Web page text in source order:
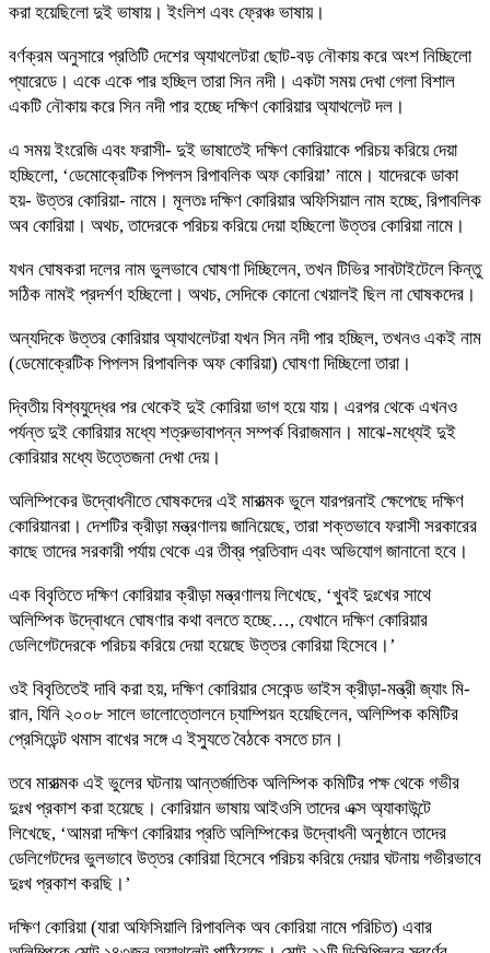
করা হয়েছিলো দুই ভাষায়। ইংলিশ এবং ফ্রেঞ্চ ভাষায়।
বর্ণক্রম অনুসারে প্রতিটি দেশের অ্যাথলেটরা ছোট-বড় নৌকায় করে অংশ নিচ্ছিলো
প্যারেডে। একে একে পার হচ্ছিল তারা সিন নদী। একটা সময় দেখা গেলা বিশাল
একটি নৌকায় করে সিন নদী পার হচ্ছে দক্ষিণ কোরিয়ার অ্যাথলেট দল।
এ সময় ইংরেজি এবং ফরাসী- দুই ভাষাতেই দক্ষিণ কোরিয়াকে পরিচয় করিয়ে দেয়া
হচ্ছিলো, ‘ডেমোক্রেটিক পিপলস রিপাবলিক অফ কোরিয়া’ নামে। যাদেরকে ডাকা
হয়- উত্তর কোরিয়া- নামে। মূলতঃ দক্ষিণ কোরিয়ার অফিসিয়াল নাম হচ্ছে, রিপাবলিক
অব কোরিয়া। অথচ, তাদেরকে পরিচয় করিয়ে দেয়া হচ্ছিলো উত্তর কোরিয়া নামে।
যখন ঘোষকরা দলের নাম ভুলভাবে ঘোষণা দিচ্ছিলেন, তখন টিভির সাবটাইটেলে কিন্তু
সঠিক নামই প্রদর্শণ হচ্ছিলো। অথচ, সেদিকে কোনো খেয়ালই ছিল না ঘোষকদের।
অন্যদিকে উত্তর কোরিয়ার অ্যাথলেটরা যখন সিন নদী পার হচ্ছিল, তখনও একই নাম
(ডেমোক্রেটিক পিপলস রিপাবলিক অফ কোরিয়া) ঘোষণা দিচ্ছিলো তারা।
দ্বিতীয় বিশ্বযুদ্ধের পর থেকেই দুই কোরিয়া ভাগ হয়ে যায়। এরপর থেকে এখনও
পর্যন্ত দুই কোরিয়ার মধ্যে শত্রুভাবাপন্ন সম্পর্ক বিরাজমান। মাঝে-মধ্যেই দুই
কোরিয়ার মধ্যে উত্তেজনা দেখা দেয়।
অলিম্পিকের উদ্বোধনীতে ঘোষকদের এই মারাত্মক ভুলে যারপরনাই ক্ষেপেছে দক্ষিণ
কোরিয়ানরা। দেশটির ক্রীড়া মন্ত্রণালয় জানিয়েছে, তারা শক্তভাবে ফরাসী সরকারের
কাছে তাদের সরকারী পর্যায় থেকে এর তীব্র প্রতিবাদ এবং অভিযোগ জানানো হবে।
এক বিবৃতিতে দক্ষিণ কোরিয়ার ক্রীড়া মন্ত্রণালয় লিখেছে, ‘খুবই দুঃখের সাথে
অলিম্পিক উদ্বোধনে ঘোষণার কথা বলতে হচ্ছে…, যেখানে দক্ষিণ কোরিয়ার
ডেলিগেটদেরকে পরিচয় করিয়ে দেয়া হয়েছে উত্তর কোরিয়া হিসেবে।’
ওই বিবৃতিতেই দাবি করা হয়, দক্ষিণ কোরিয়ার সেকেন্ড ভাইস ক্রীড়া-মন্ত্রী জ্যাং মি-
রান, যিনি ২০০৮ সালে ভালোত্তোলনে চ্যাম্পিয়ন হয়েছিলেন, অলিম্পিক কমিটির
প্রেসিডেন্ট থমাস বাখের সঙ্গে এ ইস্যুতে বৈঠকে বসতে চান।
তবে মারাত্মক এই ভুলের ঘটনায় আন্তর্জাতিক অলিম্পিক কমিটির পক্ষ থেকে গভীর
দুঃখ প্রকাশ করা হয়েছে। কোরিয়ান ভাষায় আইওসি তাদের এক্স অ্যাকাউন্টে
লিখেছে, ‘আমরা দক্ষিণ কোরিয়ার প্রতি অলিম্পিকের উদ্বোধনী অনুষ্ঠানে তাদের
ডেলিগেটদের ভুলভাবে উত্তর কোরিয়া হিসেবে পরিচয় করিয়ে দেয়ার ঘটনায় গভীরভাবে
দুঃখ প্রকাশ করছি।’
দক্ষিণ কোরিয়া (যারা অফিসিয়ালি রিপাবলিক অব কোরিয়া নামে পরিচিত) এবার